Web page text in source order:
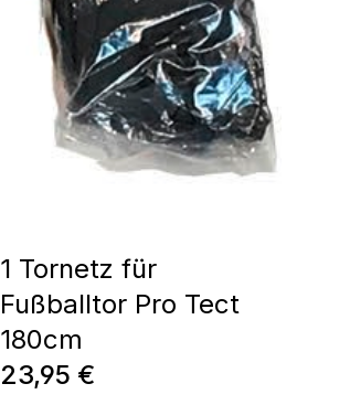
1 Tornetz für
Fußballtor Pro Tect
180cm
Regulärer Preis:
23,95 €